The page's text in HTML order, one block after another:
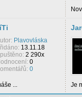
Plavovláska
13.11.18
2 290x
0
0
... Je